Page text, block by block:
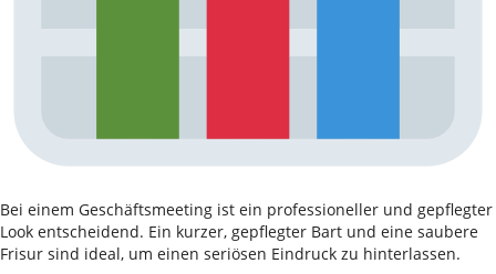
Bei einem Geschäftsmeeting ist ein professioneller und gepflegter
Look entscheidend. Ein kurzer, gepflegter Bart und eine saubere
Frisur sind ideal, um einen seriösen Eindruck zu hinterlassen.